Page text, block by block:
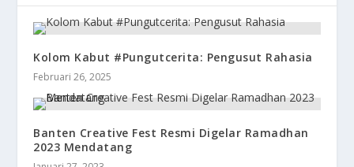
Kolom Kabut #Pungutcerita: Pengusut Rahasia
Februari 26, 2025
Banten Creative Fest Resmi Digelar Ramadhan
2023 Mendatang